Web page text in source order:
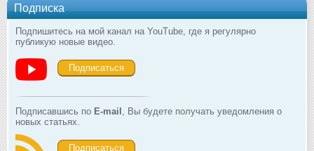
Подписка
Подпишитесь на мой канал на YouTube, где я регулярно
публикую новые видео.
Подписаться
Подписавшись по E-mail , Вы будете получать уведомления о
новых статьях.
Подписаться